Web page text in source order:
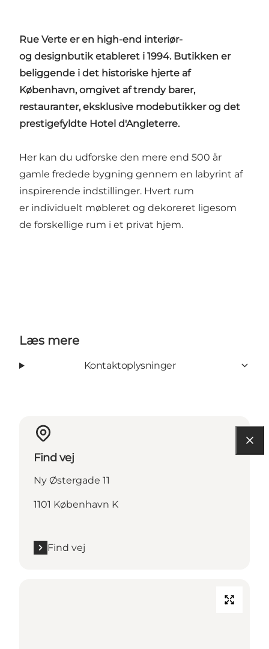
Rue Verte er en high-end interiør-
og designbutik etableret i 1994. Butikken er
beliggende i det historiske hjerte af
København, omgivet af trendy barer,
restauranter, eksklusive modebutikker og det
prestigefyldte Hotel d'Angleterre.
Her kan du udforske den mere end 500 år
gamle fredede bygning gennem en labyrint af
inspirerende indstillinger. Hvert rum
er individuelt møbleret og dekoreret ligesom
de forskellige rum i et privat hjem.
Læs mere
Kontaktoplysninger
Find vej
Ny Østergade 11
1101 København K
Find vej